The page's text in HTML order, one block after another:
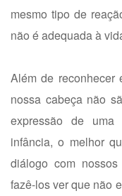
mesmo tipo de
não é adequada à
Além de reconhecer
nossa cabeça não
expressão de uma
infância, o melhor
diálogo com
fazê-los ver que não